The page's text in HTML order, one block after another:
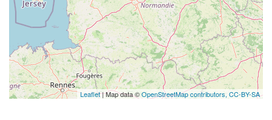
Leaflet| Map data ©OpenStreetMap contributors, CC-BY-SA